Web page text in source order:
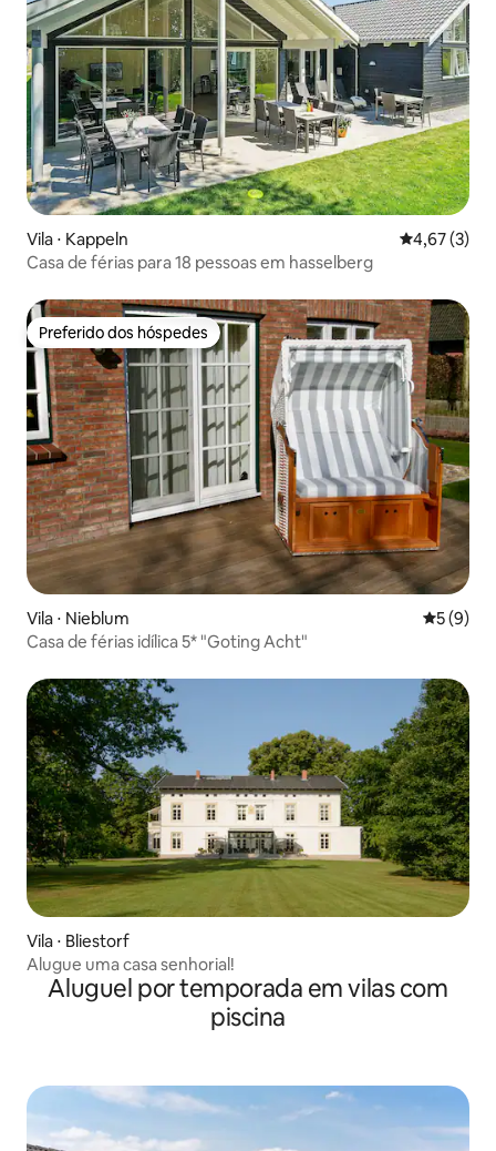
Vila ⋅ Kappeln 4,67 de
4,67 (3)
Casa de férias para 18 pessoas em hasselberg
Preferido dos hóspedes
Preferido dos hóspedes
Vila ⋅ Nieblum 5 de
5 (9)
Casa de férias idílica 5* "Goting Acht"
Vila ⋅ Bliestorf
Alugue uma casa senhorial!
Aluguel por temporada em vilas com
piscina